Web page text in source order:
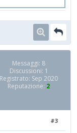
Messaggi: 8
Discussioni: 1
Registrato: Sep 2020
Reputazione: 2
#3